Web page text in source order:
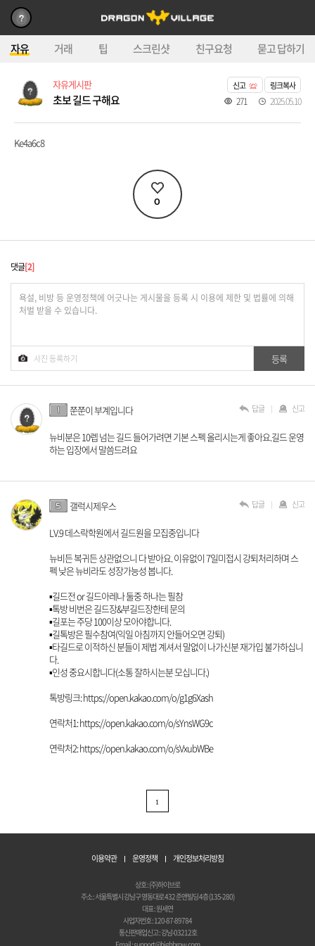
자유 거래 팁 스크린샷 친구요청 묻고 답하기
자유게시판
초보 길드 구해요
신고 링크복사
271 2025.05.10
Ke4a6c8
0
댓글 2
쭌쭌이 부계입니다
뉴비분은 10렙 넘는 길드 들어가려면 기본 스펙 올리시는게 좋아요.길드 운영
하는 입장에서 말씀드려요
답글 신고
갤럭시제우스
LV.9 데스락학원에서 길드원을 모집중입니다
뉴비든 복귀든 상관없으니 다 받아요. 이유없이 7일미접시 강퇴처리하며 스
펙 낮은 뉴비라도 성장가능성 봅니다.
▪︎길드전 or 길드아레나 둘중 하나는 필참
▪︎톡방 비번은 길드장&부길드장한테 문의
▪︎길포는 주당 100이상 모아야합니다.
▪︎길톡방은 필수참여(익일 아침까지 안들어오면 강퇴)
▪︎타길드로 이적하신 분들이 제법 계셔서 말없이 나가신분 재가입 불가하십니
다.
▪︎인성 중요시합니다(소통 잘하시는분 모십니다.)
톡방링크: https://open.kakao.com/o/g1g6Xash
연락처1: https://open.kakao.com/o/sYnsWG9c
연락처2: https://open.kakao.com/o/sVxubWBe
답글 신고
1
이용약관 운영정책 개인정보처리방침
상호 : (주)하이브로
주소 : 서울특별시 강남구 영동대로 432 준앤빌딩 4층 (135-280)
대표 : 원세연
사업자번호 : 120-87-89784
통신판매업신고 : 강남-03212호